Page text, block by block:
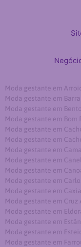
Moda gestante em
Moda gestante em
Moda gestante em
Moda gestante em Bom
Moda gestante em
Moda gestante em
Moda gestante em
Moda gestante em
Moda gestante em
Moda gestante em
Moda gestante em
Moda gestante em Cruz
Moda gestante em
Moda gestante em
Moda gestante em
Moda gestante em